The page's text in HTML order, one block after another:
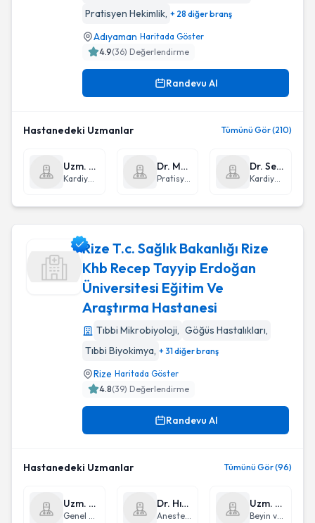
Pratisyen Hekimlik, + 28 diğer branş
Adıyaman Haritada Göster
4.9(36) Değerlendirme
Randevu Al
Hastanedeki Uzmanlar Tümünü Gör (210)
Uzm. Dr. Erdoğan Yaşar
Kardiyoloji
Dr. Mehmet Akif Bozdağ
Pratisyen Hekimlik
Dr. Serdar Türkmen
Kardiyoloji
Rize T.c. Sağlık Bakanlığı Rize Khb Recep Tayyip
Rize T.c. Sağlık Bakanlığı Rize
Khb Recep Tayyip Erdoğan
Üniversitesi Eğitim Ve
Araştırma Hastanesi
Tıbbi Mikrobiyoloji, Göğüs Hastalıkları,
Tıbbi Biyokimya, + 31 diğer branş
Rize Haritada Göster
4.8(39) Değerlendirme
Randevu Al
Hastanedeki Uzmanlar Tümünü Gör (96)
Uzm. Dr. Murat Bağ
Genel Cerrahi
Dr. Hızır Kazdal
Anestezi ve Reanimasyon
Uzm. Dr. Osman Ersegun Batçık
Beyin ve Sinir Cerrahisi